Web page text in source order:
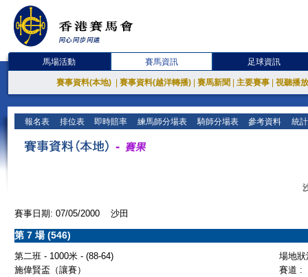
馬場活動 賽馬資訊 足球資訊
賽事資料(本地) 賽事資料(越洋轉播) 賽馬新聞 主要賽事 視聽播
報名表 排位表 即時賠率 練馬師分場表 騎師分場表 參考資料 統
賽事日期: 07/05/2000 沙田
第 7 場 (546)
第二班 - 1000米 - (88-64)
場地
施偉賢盃（讓賽）
賽道 :